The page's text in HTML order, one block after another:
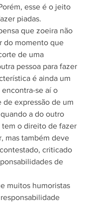
esse é o jeito
piadas.
que zoeira não
do momento que
de uma
pessoa para fazer
é ainda um
se aí o
expressão de um
a do outro
tem o direito de fazer
mas também deve
criticado
de
muitos humoristas